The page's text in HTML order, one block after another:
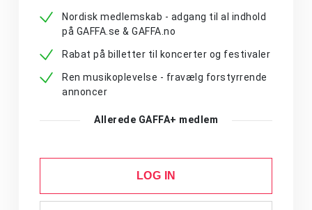
Nordisk medlemskab - adgang til al indhold
på GAFFA.se & GAFFA.no
Rabat på billetter til koncerter og festivaler
Ren musikoplevelse - fravælg forstyrrende
annoncer
Allerede GAFFA+ medlem
LOG IN